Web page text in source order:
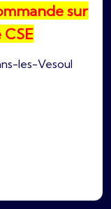
sur
les-Vesoul